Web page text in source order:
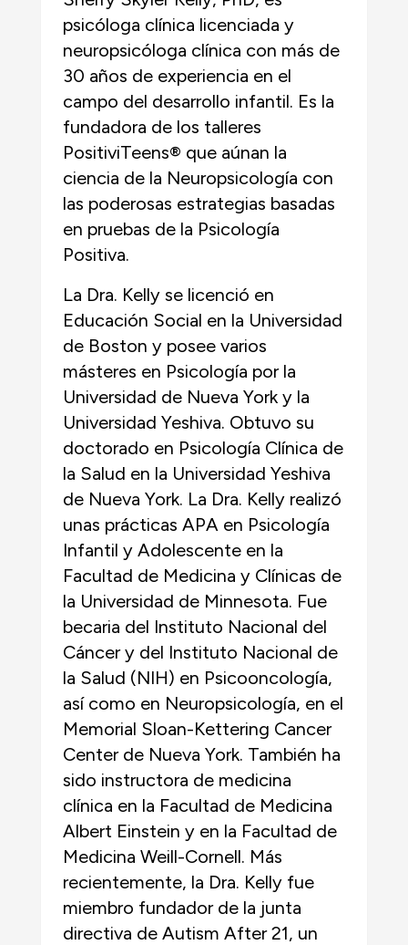
psicóloga clínica licenciada y
neuropsicóloga clínica con más de
30 años de experiencia en el
campo del desarrollo infantil. Es la
fundadora de los talleres
PositiviTeens® que aúnan la
ciencia de la Neuropsicología con
las poderosas estrategias basadas
en pruebas de la Psicología
Positiva.
La Dra. Kelly se licenció en
Educación Social en la Universidad
de Boston y posee varios
másteres en Psicología por la
Universidad de Nueva York y la
Universidad Yeshiva. Obtuvo su
doctorado en Psicología Clínica de
la Salud en la Universidad Yeshiva
de Nueva York. La Dra. Kelly realizó
unas prácticas APA en Psicología
Infantil y Adolescente en la
Facultad de Medicina y Clínicas de
la Universidad de Minnesota. Fue
becaria del Instituto Nacional del
Cáncer y del Instituto Nacional de
la Salud (NIH) en Psicooncología,
así como en Neuropsicología, en el
Memorial Sloan-Kettering Cancer
Center de Nueva York. También ha
sido instructora de medicina
clínica en la Facultad de Medicina
Albert Einstein y en la Facultad de
Medicina Weill-Cornell. Más
recientemente, la Dra. Kelly fue
miembro fundador de la junta
directiva de Autism After 21, un